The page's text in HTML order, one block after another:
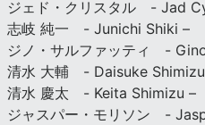
ジェド・クリスタル - Jad
志岐 純一 - Junichi Shiki –
ジノ・サルファッティ -
清水 大輔 - Daisuke
清水 慶太 - Keita Shimizu –
ジャスパー・モリソン -